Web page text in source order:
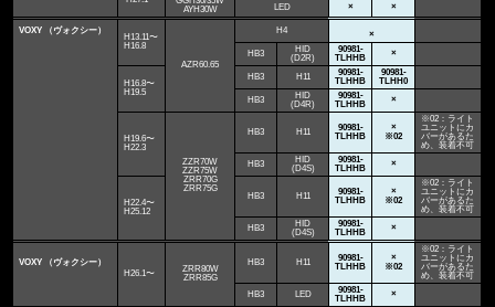
AYH30W
LED × ×
VOXY （ヴォクシー）
H13.11〜
H16.8
AZR60.65
H4
×
HB3
HID
(D2R)
90981-
TLHHB
×
H16.8〜
H19.5
HB3 H11
90981-
TLHHB
90981-
TLHH0
HB3
HID
(D4R)
90981-
TLHHB
×
H19.6〜
H22.3
ZZR70W
ZZR75W
ZRR70G
ZRR75G
HB3 H11
90981-
TLHHB
×
※02
※02：ライト
ユニットにカ
バーがあるた
め、装着不可
HB3
HID
(D4S)
90981-
TLHHB
×
H22.4〜
H25.12
HB3 H11
90981-
TLHHB
×
※02
※02：ライト
ユニットにカ
バーがあるた
め、装着不可
HB3
HID
(D4S)
90981-
TLHHB
×
VOXY （ヴォクシー）
H26.1〜
ZRR80W
ZRR85G
HB3 H11
90981-
TLHHB
×
※02
※02：ライト
ユニットにカ
バーがあるた
め、装着不可
HB3
LED
90981-
TLHHB
×